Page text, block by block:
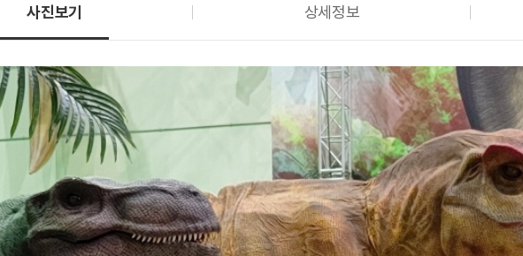
사진보기 상세정보